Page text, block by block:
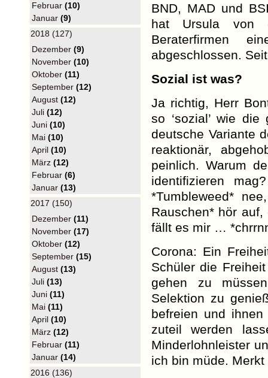
Februar (10)
Januar (9)
2018 (127)
Dezember (9)
November (10)
Oktober (11)
September (12)
August (12)
Juli (12)
Juni (10)
Mai (10)
April (10)
März (12)
Februar (6)
Januar (13)
2017 (150)
Dezember (11)
November (17)
Oktober (12)
September (15)
August (13)
Juli (13)
Juni (11)
Mai (11)
April (10)
März (12)
Februar (11)
Januar (14)
2016 (136)
BND, MAD und
hat Ursula von
Beraterfirmen
abgeschlossen.
Sozial ist was?
Ja richtig, Herr
so ‘sozial’ wie
deutsche Variante
reaktionär,
peinlich. Warum
identifizieren
*Tumbleweed*
Rauschen* hör
fällt es mir …
Corona: Ein
Schüler die
gehen zu
Selektion zu
befreien und
zuteil werden
Minderlohnleister
ich bin müde.